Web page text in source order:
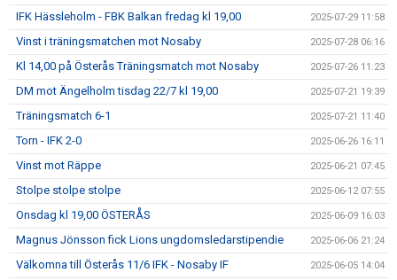
IFK Hässleholm - FBK Balkan fredag kl 19,00 2025-07-29 11:58
Vinst i träningsmatchen mot Nosaby 2025-07-28 06:16
Kl 14,00 på Österås Träningsmatch mot Nosaby 2025-07-26 11:23
DM mot Ängelholm tisdag 22/7 kl 19,00 2025-07-21 19:39
Träningsmatch 6-1 2025-07-21 11:40
Torn - IFK 2-0 2025-06-26 16:11
Vinst mot Räppe 2025-06-21 07:45
Stolpe stolpe stolpe 2025-06-12 07:55
Onsdag kl 19,00 ÖSTERÅS 2025-06-09 16:03
Magnus Jönsson fick Lions ungdomsledarstipendie 2025-06-06 21:24
Välkomna till Österås 11/6 IFK - Nosaby IF 2025-06-05 14:04